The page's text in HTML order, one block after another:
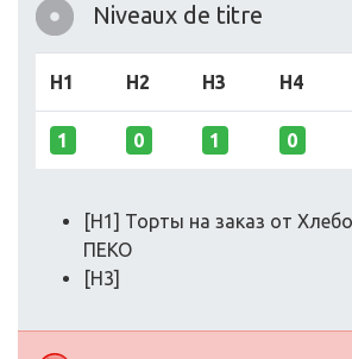
Niveaux de titre
H1 H2 H3 H4
1 0 1 0
[H1] Торты на заказ от
ПЕКО
[H3]